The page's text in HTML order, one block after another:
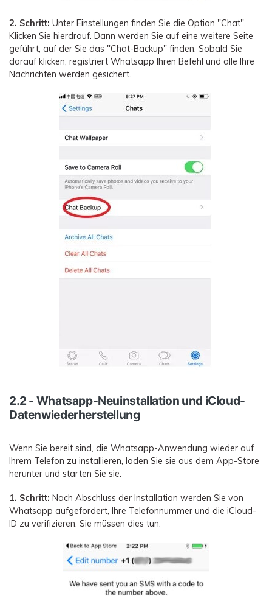
2. Schritt: Unter Einstellungen finden Sie die Option "Chat".
Klicken Sie hierdrauf. Dann werden Sie auf eine weitere Seite
geführt, auf der Sie das "Chat-Backup" finden. Sobald Sie
darauf klicken, registriert Whatsapp Ihren Befehl und alle Ihre
Nachrichten werden gesichert.
2.2 - Whatsapp-Neuinstallation und iCloud-
Datenwiederherstellung
Wenn Sie bereit sind, die Whatsapp-Anwendung wieder auf
Ihrem Telefon zu installieren, laden Sie sie aus dem App-Store
herunter und starten Sie sie.
1. Schritt: Nach Abschluss der Installation werden Sie von
Whatsapp aufgefordert, Ihre Telefonnummer und die iCloud-
ID zu verifizieren. Sie müssen dies tun.